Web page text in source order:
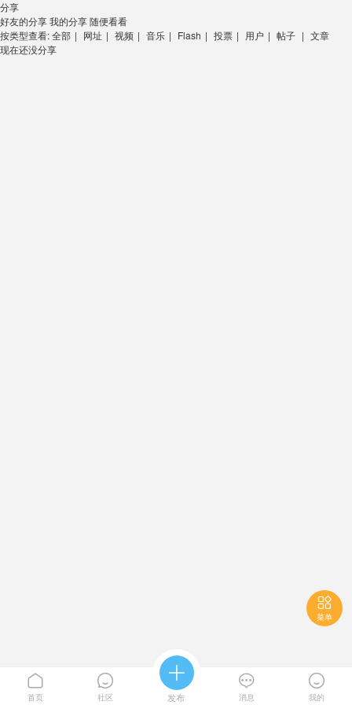
分享
好友的分享我的分享随便看看
按类型查看:全部 | 网址 | 视频 | 音乐 | Flash | 投票 | 用户 | 帖子 | 文章
现在还没分享

菜单

首页

社区

发布

消息

我的